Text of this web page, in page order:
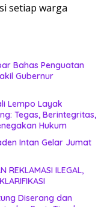
setiap warga
Bahas Penguatan
Gubernur
Lempo Layak
Tegas, Berintegritas,
Hukum
Intan Gelar Jumat
REKLAMASI ILEGAL,
Diserang dan